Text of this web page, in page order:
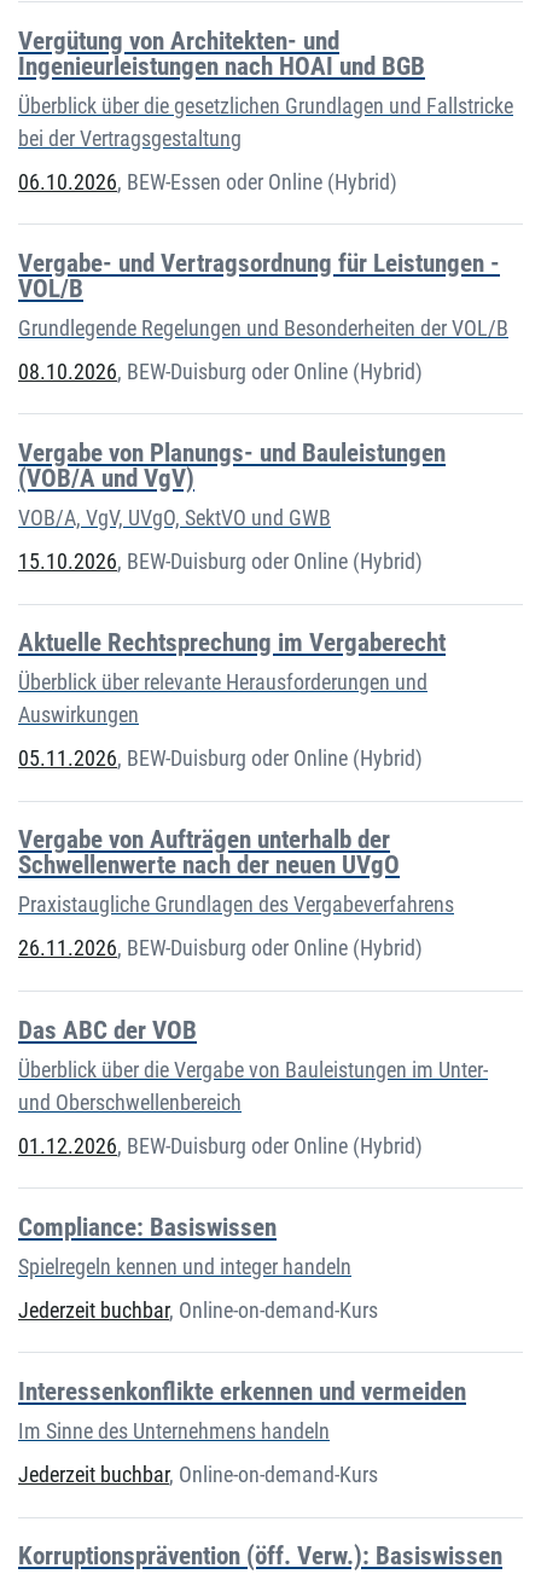
Vergütung von Architekten- und
Ingenieurleistungen nach HOAI und BGB
Überblick über die gesetzlichen Grundlagen und Fallstricke
bei der Vertragsgestaltung
06.10.2026, BEW-Essen oder Online (Hybrid)
Vergabe- und Vertragsordnung für Leistungen -
VOL/B
Grundlegende Regelungen und Besonderheiten der VOL/B
08.10.2026, BEW-Duisburg oder Online (Hybrid)
Vergabe von Planungs- und Bauleistungen
(VOB/A und VgV)
VOB/A, VgV, UVgO, SektVO und GWB
15.10.2026, BEW-Duisburg oder Online (Hybrid)
Aktuelle Rechtsprechung im Vergaberecht
Überblick über relevante Herausforderungen und
Auswirkungen
05.11.2026, BEW-Duisburg oder Online (Hybrid)
Vergabe von Aufträgen unterhalb der
Schwellenwerte nach der neuen UVgO
Praxistaugliche Grundlagen des Vergabeverfahrens
26.11.2026, BEW-Duisburg oder Online (Hybrid)
Das ABC der VOB
Überblick über die Vergabe von Bauleistungen im Unter-
und Oberschwellenbereich
01.12.2026, BEW-Duisburg oder Online (Hybrid)
Compliance: Basiswissen
Spielregeln kennen und integer handeln
Jederzeit buchbar, Online-on-demand-Kurs
Interessenkonflikte erkennen und vermeiden
Im Sinne des Unternehmens handeln
Jederzeit buchbar, Online-on-demand-Kurs
Korruptionsprävention (öff. Verw.): Basiswissen